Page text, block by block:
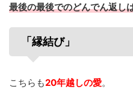
最後の最後でのどんでん返し
「縁結び」
こちらも20年越しの愛。